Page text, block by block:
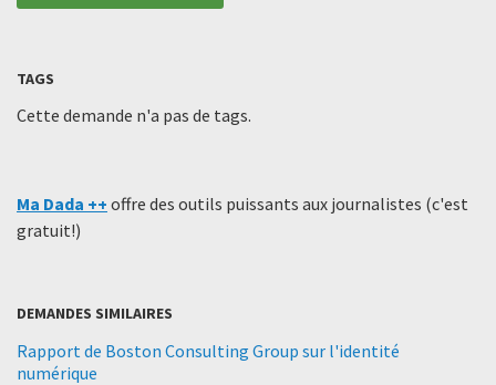
TAGS
Cette demande n'a pas de tags.
Ma Dada ++ offre des outils puissants aux journalistes (c'est
gratuit!)
DEMANDES SIMILAIRES
Rapport de Boston Consulting Group sur l'identité
numérique